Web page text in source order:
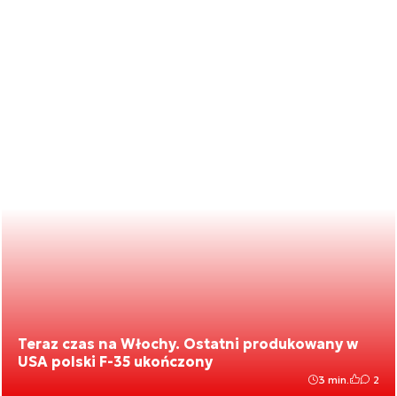
Teraz czas na Włochy. Ostatni produkowany w
USA polski F-35 ukończony
3 min. 2